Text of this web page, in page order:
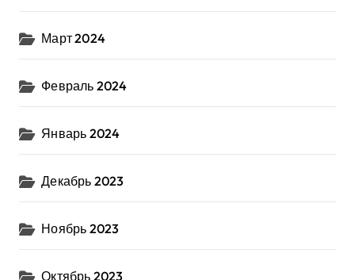
Март 2024
Февраль 2024
Январь 2024
Декабрь 2023
Ноябрь 2023
Октябрь 2023